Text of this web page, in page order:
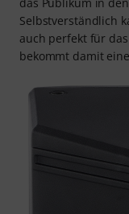
das Publikum in
Selbstverständlich
auch perfekt für
bekommt damit